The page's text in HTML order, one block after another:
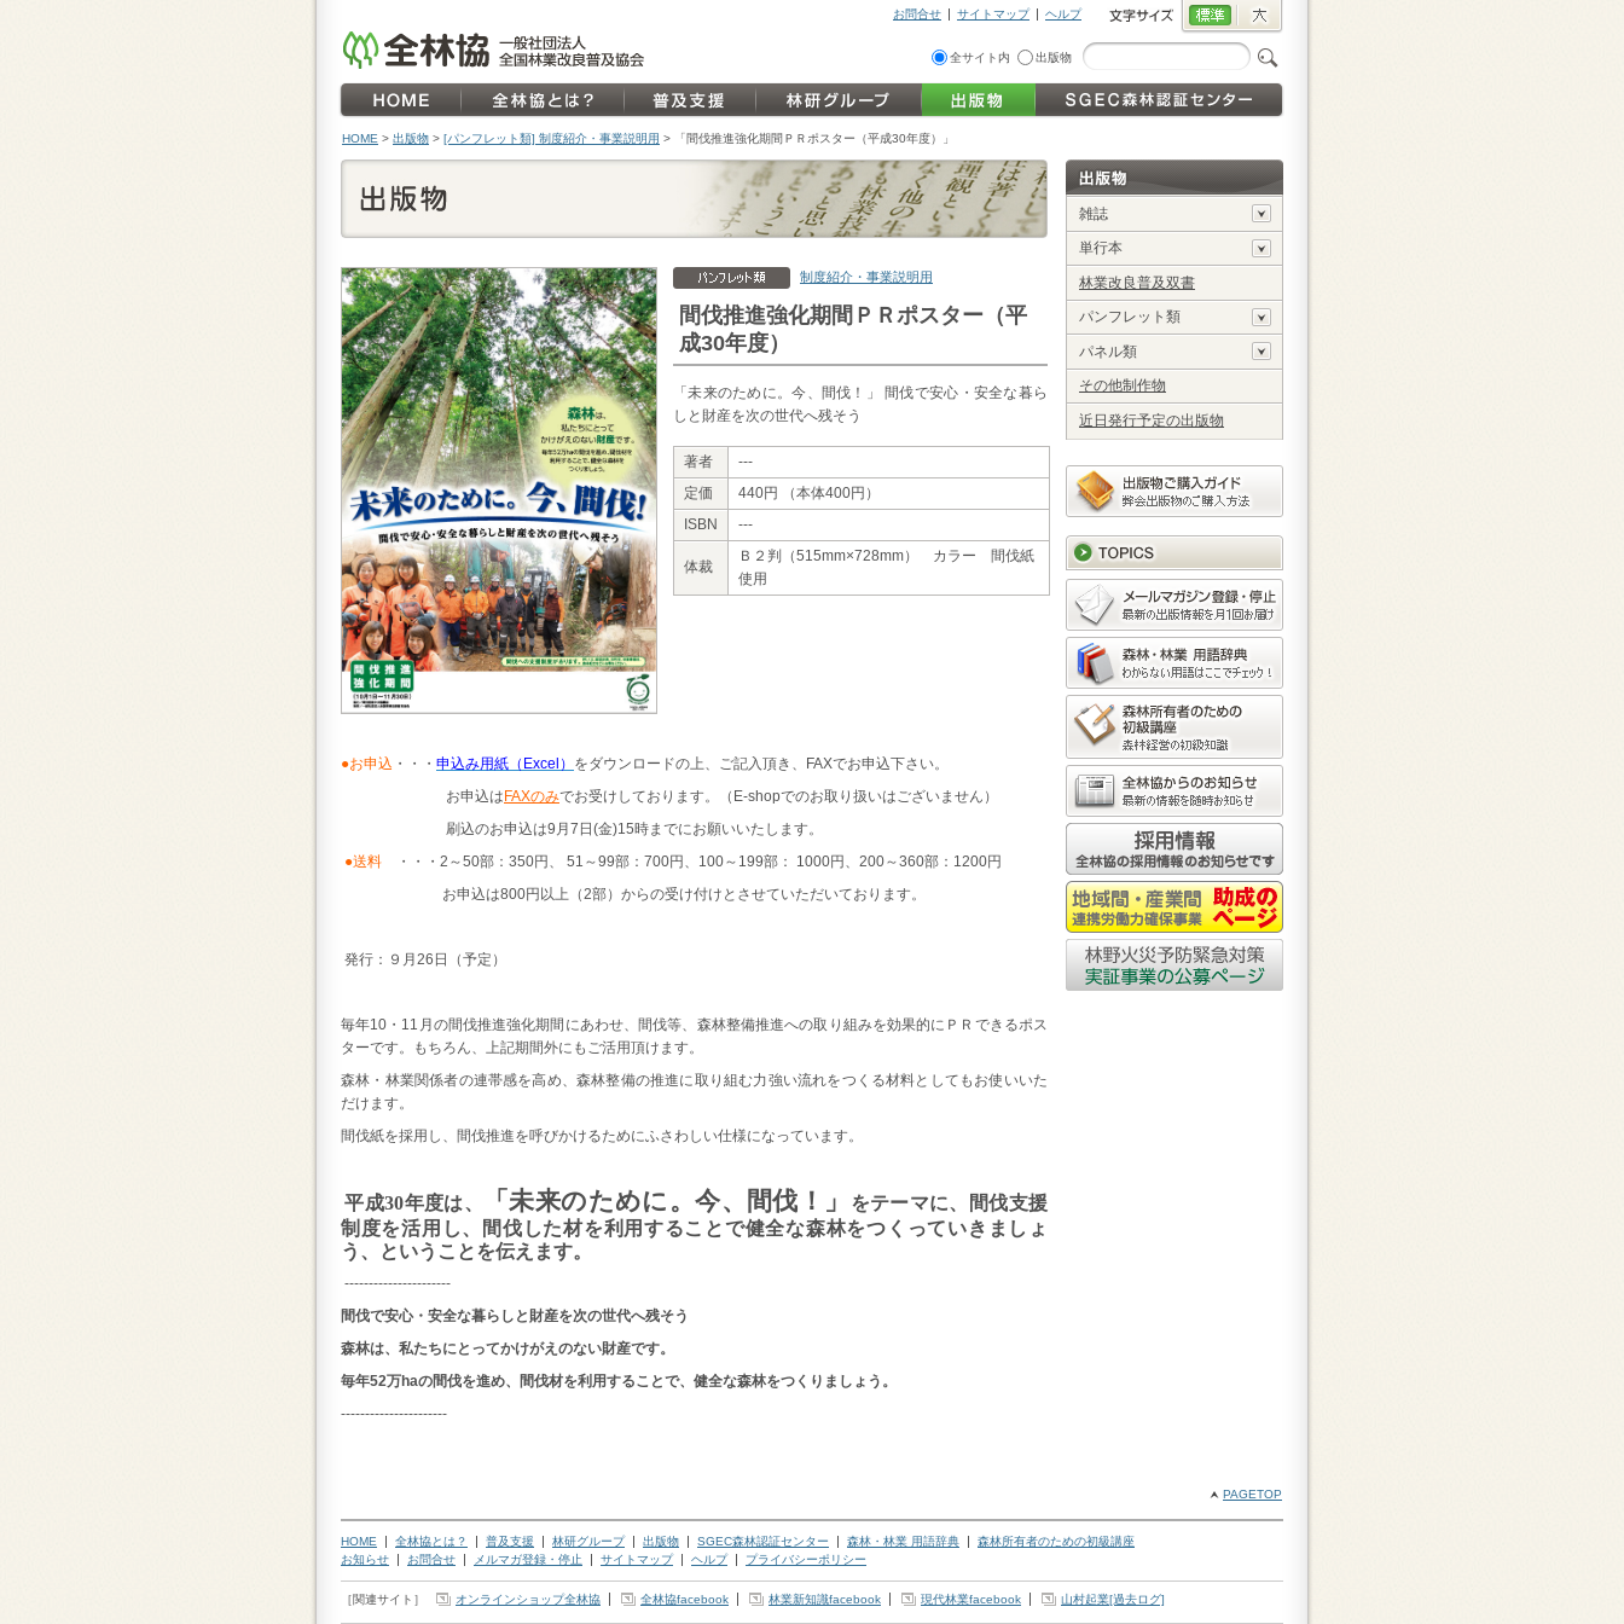
お問合せ サイトマップ ヘルプ
全サイト内 出版物
HOME > 出版物 > [パンフレット類] 制度紹介・事業説明用 > 「間伐推進強化期間ＰＲポスター（平成30年度）」
制度紹介・事業説明用
間伐推進強化期間ＰＲポスター（平
成30年度）
「未来のために。今、間伐！」 間伐で安心・安全な暮ら
しと財産を次の世代へ残そう
著者
---
定価
440円 （本体400円）
ISBN
---
体裁
Ｂ２判（515mm×728mm） カラー 間伐紙
使用
●お申込 ・・・ 申込み用紙（Excel） をダウンロードの上、ご記入頂き、FAXでお申込下さい。
お申込は FAXのみでお受けしております。（E-shopでのお取り扱いはございません）
刷込のお申込は9月7日(金)15時までにお願いいたします。
●送料
・・・2～50部：350円、 51～99部：700円、100～199部： 1000円、200～360部：1200円
お申込は800円以上（2部）からの受け付けとさせていただいております。
発行：９月26日（予定）
毎年10・11月の間伐推進強化期間にあわせ、間伐等、森林整備推進への取り組みを効果的にＰＲできるポス
ターです。もちろん、上記期間外にもご活用頂けます。
森林・林業関係者の連帯感を高め、森林整備の推進に取り組む力強い流れをつくる材料としてもお使いいた
だけます。
間伐紙を採用し、間伐推進を呼びかけるためにふさわしい仕様になっています。
平成30年度は、 「未来のために。今、間伐！ 」
をテーマに、間伐支援
制度を活用し、間伐した材を利用することで健全な森林をつくっていきましょ
う、ということを伝えます。
----------------------
間伐で安心・安全な暮らしと財産を次の世代へ残そう
森林は、私たちにとってかけがえのない財産です。
毎年52万haの間伐を進め、間伐材を利用することで、健全な森林をつくりましょう。
----------------------
雑誌
単行本
林業改良普及双書
パンフレット類
パネル類
その他制作物
近日発行予定の出版物
PAGETOP
HOME 全林協とは？ 普及支援 林研グループ 出版物 SGEC森林認証センター 森林・林業 用語辞典
森林所有者のための初級講座
お知らせ
お問合せ メルマガ登録・停止 サイトマップ ヘルプ プライバシーポリシー
［関連サイト］ オンラインショップ全林協 全林協facebook 林業新知識facebook 現代林業facebook 山村起業[過去ログ]